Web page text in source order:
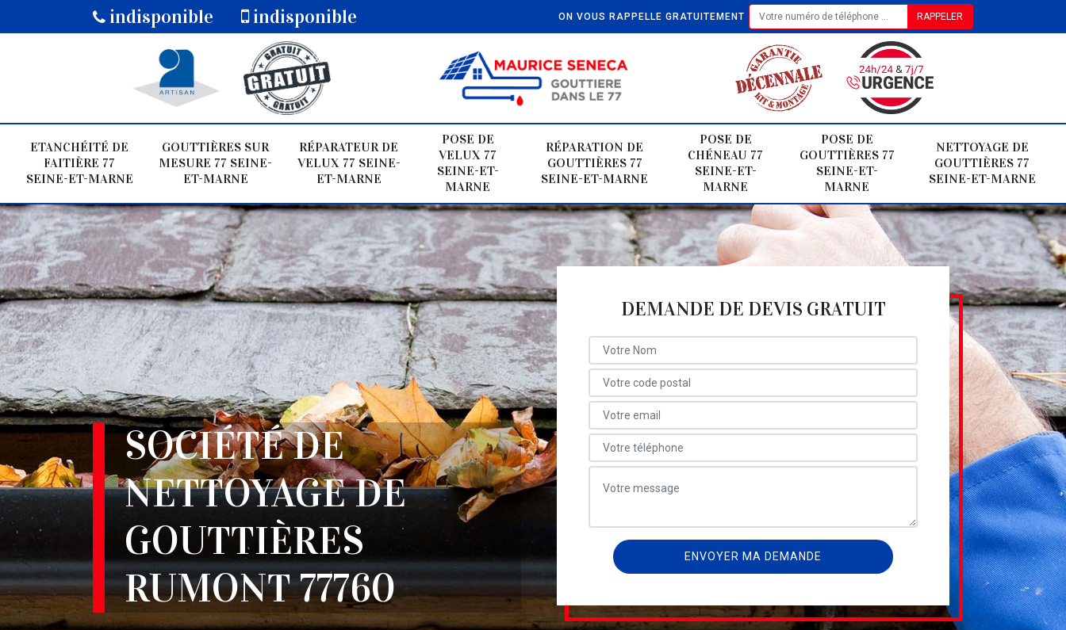
indisponible indisponible ON VOUS RAPPELLE GRATUITEMENT
ETANCHÉITÉ DE
FAITIÈRE 77
SEINE-ET-MARNE
GOUTTIÈRES SUR
MESURE 77 SEINE-
ET-MARNE
RÉPARATEUR DE
VELUX 77 SEINE-
ET-MARNE
POSE DE
VELUX 77
SEINE-ET-
MARNE
RÉPARATION DE
GOUTTIÈRES 77
SEINE-ET-MARNE
POSE DE
CHÉNEAU 77
SEINE-ET-
MARNE
POSE DE
GOUTTIÈRES 77
SEINE-ET-
MARNE
NETTOYAGE DE
GOUTTIÈRES 77
SEINE-ET-MARNE
SOCIÉTÉ DE
NETTOYAGE DE
GOUTTIÈRES
RUMONT 77760
DEMANDE DE DEVIS GRATUIT